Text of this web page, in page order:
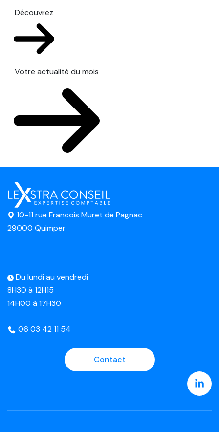
Découvrez
Votre actualité du mois
10-11 rue Francois Muret de Pagnac
29000 Quimper
Du lundi au vendredi
8H30 à 12H15
14H00 à 17H30
06 03 42 11 54
Contact